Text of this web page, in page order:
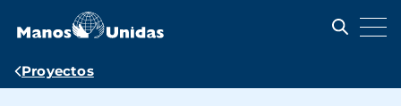
contenido
Ruta
Proyectos